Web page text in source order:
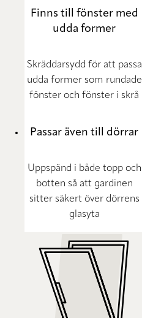
Finns till fönster med
udda former
Skräddarsydd för att passa
udda former som rundade
fönster och fönster i skrå
Passar även till dörrar
Uppspänd i både topp och
botten så att gardinen
sitter säkert över dörrens
glasyta